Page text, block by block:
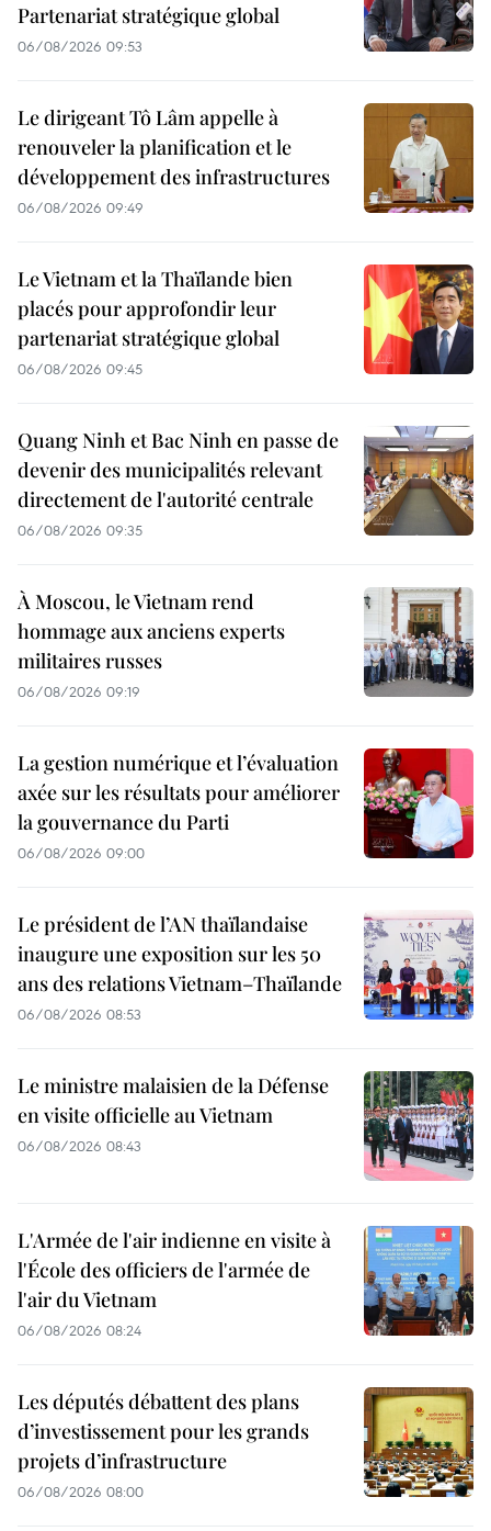
Partenariat stratégique global
06/08/2026 09:53
Le dirigeant Tô Lâm appelle à
renouveler la planification et le
développement des infrastructures
06/08/2026 09:49
Le Vietnam et la Thaïlande bien
placés pour approfondir leur
partenariat stratégique global
06/08/2026 09:45
Quang Ninh et Bac Ninh en passe de
devenir des municipalités relevant
directement de l'autorité centrale
06/08/2026 09:35
À Moscou, le Vietnam rend
hommage aux anciens experts
militaires russes
06/08/2026 09:19
La gestion numérique et l’évaluation
axée sur les résultats pour améliorer
la gouvernance du Parti
06/08/2026 09:00
Le président de l’AN thaïlandaise
inaugure une exposition sur les 50
ans des relations Vietnam–Thaïlande
06/08/2026 08:53
Le ministre malaisien de la Défense
en visite officielle au Vietnam
06/08/2026 08:43
L'Armée de l'air indienne en visite à
l'École des officiers de l'armée de
l'air du Vietnam
06/08/2026 08:24
Les députés débattent des plans
d’investissement pour les grands
projets d’infrastructure
06/08/2026 08:00